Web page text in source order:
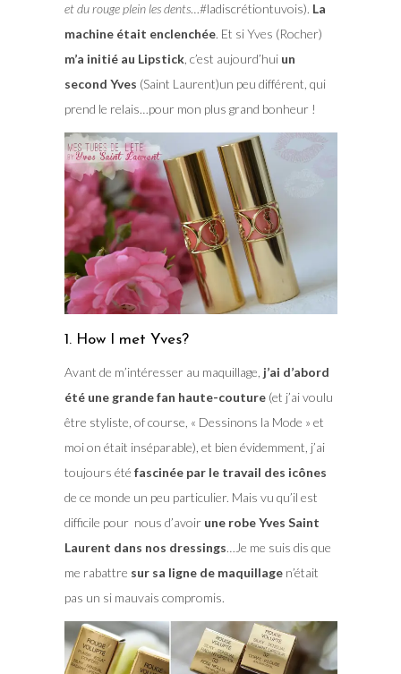
et du rouge plein les dents…#ladiscrétiontuvois). La
machine était enclenchée. Et si Yves (Rocher)
m’a initié au Lipstick, c’est aujourd’hui un
second Yves (Saint Laurent)un peu différent, qui
prend le relais…pour mon plus grand bonheur !
1. How I met Yves?
Avant de m’intéresser au maquillage, j’ai d’abord
été une grande fan haute-couture(et j’ai voulu
être styliste, of course, « Dessinons la Mode » et
moi on était inséparable), et bien évidemment, j’ai
toujours été fascinée par le travail des icônes
de ce monde un peu particulier. Mais vu qu’il est
difficile pour nous d’avoir une robe Yves Saint
Laurent dans nos dressings…Je me suis dis que
me rabattre sur sa ligne de maquillagen’était
pas un si mauvais compromis.